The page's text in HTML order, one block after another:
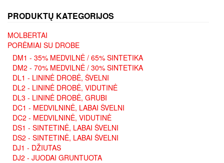
PRODUKTŲ KATEGORIJOS
MOLBERTAI
PORĖMIAI SU DROBE
DM1 - 35% MEDVILNĖ / 65% SINTETIKA
DM2 - 70% MEDVILNĖ / 30% SINTETIKA
DL1 - LININĖ DROBĖ, ŠVELNI
DL2 - LININĖ DROBĖ, VIDUTINĖ
DL3 - LININĖ DROBĖ, GRUBI
DC1 - MEDVILNINĖ, LABAI ŠVELNI
DC2 - MEDVILNINĖ, VIDUTINĖ
DS1 - SINTETINĖ, LABAI ŠVELNI
DS2 - SINTETINĖ, LABAI ŠVELNI
DJ1 - DŽIUTAS
DJ2 - JUODAI GRUNTUOTA